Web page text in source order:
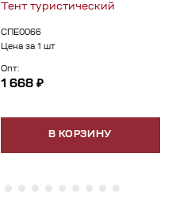
Тент туристический
СПЕ0066
Цена за 1 шт
Опт:
1 668 ₽
В КОРЗИНУ